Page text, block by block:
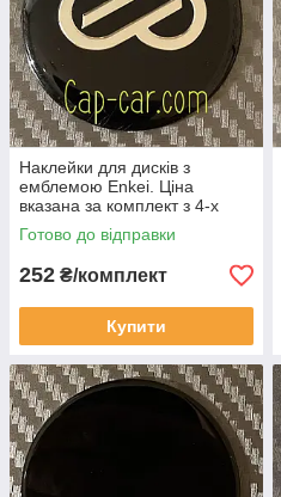
Наклейки для дисків з
емблемою Enkei. Ціна
вказана за комплект з 4-х
штук
Готово до відправки
252 ₴/комплект
Купити